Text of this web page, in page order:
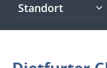
Artworks -
auch der
ist ein
Standort